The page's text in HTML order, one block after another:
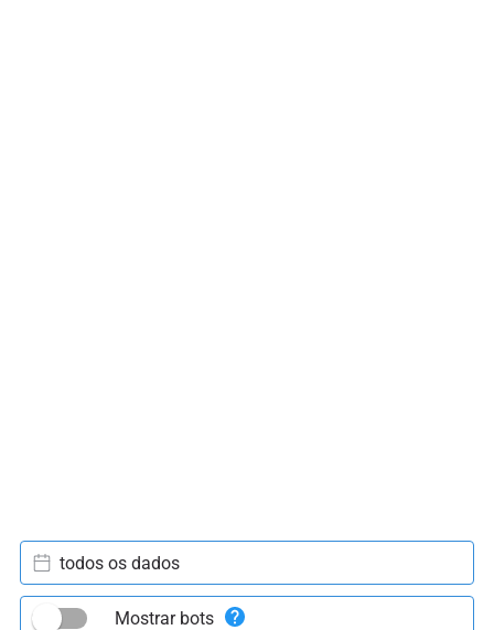
todos os dados
Mostrar bots